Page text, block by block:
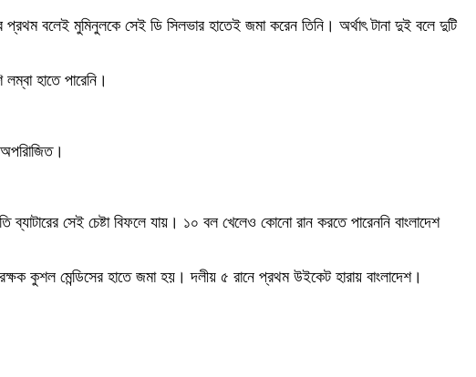
বলেই মুমিনুলকে সেই ডি সিলভার হাতেই জমা করেন তিনি। অর্থাৎ টানা দুই বলে দুটি
হাতে পারেনি।
সেই চেষ্টা বিফলে যায়। ১০ বল খেলেও কোনো রান করতে পারেননি বাংলাদেশ
কুশল মেন্ডিসের হাতে জমা হয়। দলীয় ৫ রানে প্রথম উইকেট হারায় বাংলাদেশ।